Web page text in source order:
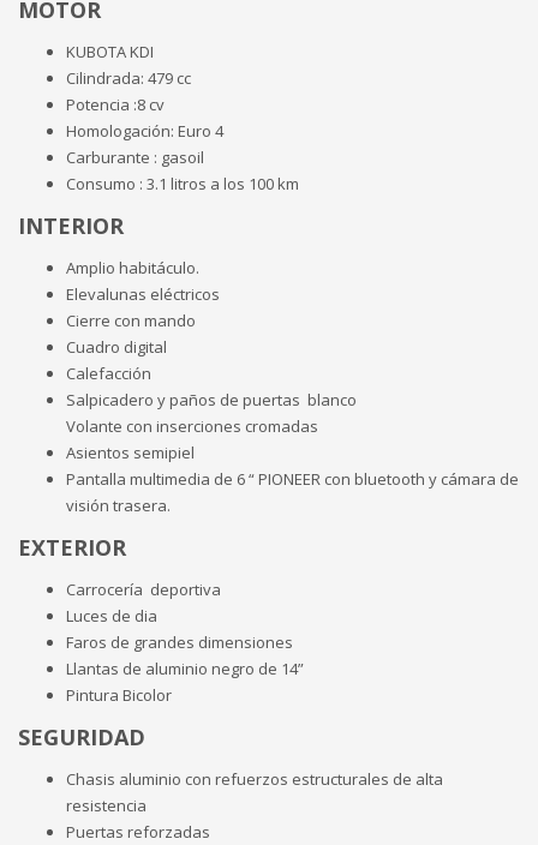
MOTOR
KUBOTA KDI
Cilindrada: 479 cc
Potencia :8 cv
Homologación: Euro 4
Carburante : gasoil
Consumo : 3.1 litros a los 100 km
INTERIOR
Amplio habitáculo.
Elevalunas eléctricos
Cierre con mando
Cuadro digital
Calefacción
Salpicadero y paños de puertas blanco
Volante con inserciones cromadas
Asientos semipiel
Pantalla multimedia de 6 “ PIONEER con bluetooth y cámara de
visión trasera.
EXTERIOR
Carrocería deportiva
Luces de dia
Faros de grandes dimensiones
Llantas de aluminio negro de 14”
Pintura Bicolor
SEGURIDAD
Chasis aluminio con refuerzos estructurales de alta
resistencia
Puertas reforzadas